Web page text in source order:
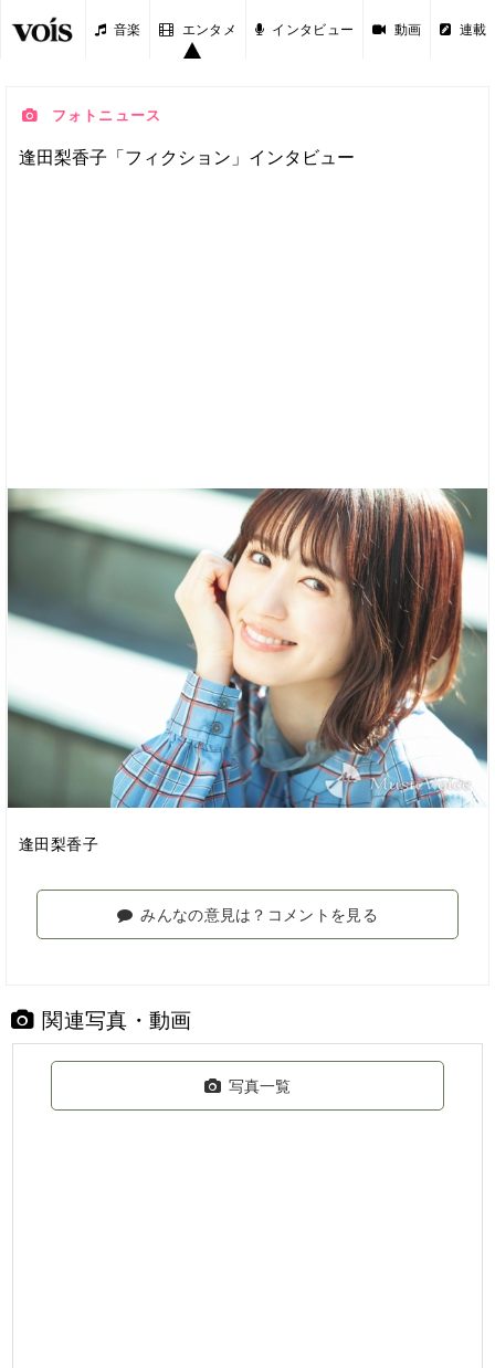
音楽 エンタメ インタビュー 動画 連載
フォトニュース
逢田梨香子「フィクション」インタビュー
逢田梨香子
みんなの意見は？コメントを見る
関連写真・動画
写真一覧